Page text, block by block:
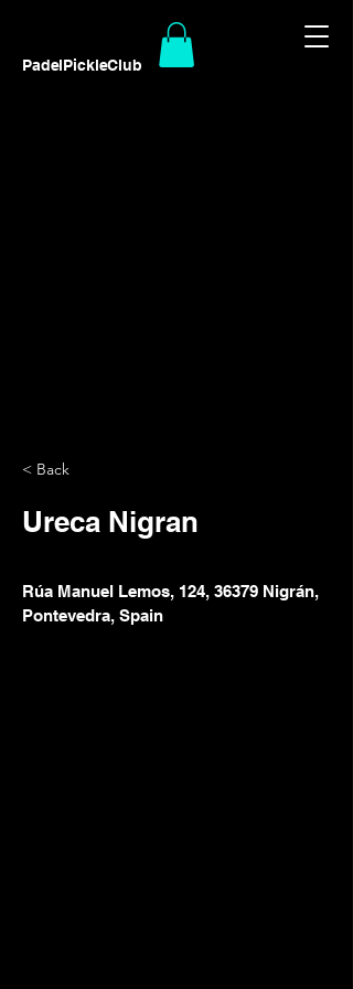
PadelPickleClub
< Back
Ureca Nigran
Rúa Manuel Lemos, 124, 36379 Nigrán,
Pontevedra, Spain